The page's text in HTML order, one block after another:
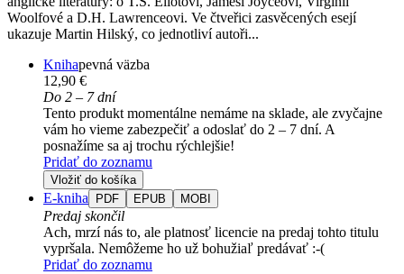
Woolfové a D.H. Lawrenceovi. Ve čtveřici zasvěcených esejí
ukazuje Martin Hilský, co jednotliví autoři...
Knihapevná väzba
12,90 €
Do 2 – 7 dní
Tento produkt momentálne nemáme na sklade, ale zvyčajne
vám ho vieme zabezpečiť a odoslať do 2 – 7 dní. A
posnažíme sa aj trochu rýchlejšie!
Pridať do zoznamu
Vložiť do košíka
E-kniha PDF EPUB MOBI
Predaj skončil
Ach, mrzí nás to, ale platnosť licencie na predaj tohto titulu
vypršala. Nemôžeme ho už bohužiaľ predávať :-(
Pridať do zoznamu